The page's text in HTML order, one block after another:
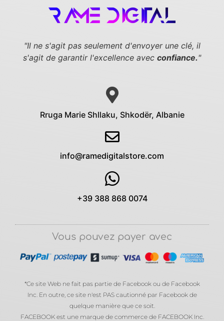
"Il ne s'agit pas seulement d'envoyer une clé, il
s'agit de garantir l'excellence avec confiance."
Rruga Marie Shllaku, Shkodër, Albanie
info@ramedigitalstore.com
+39 388 868 0074
Vous pouvez payer avec
*Ce site Web ne fait pas partie de Facebook ou de Facebook
Inc. En outre, ce site n'est PAS cautionné par Facebook de
quelque manière que ce soit.
FACEBOOK est une marque de commerce de FACEBOOK Inc.